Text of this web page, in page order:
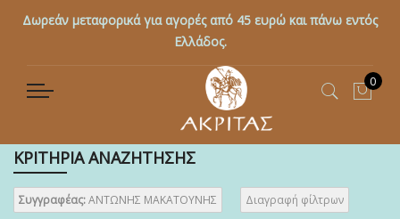
Δωρεάν μεταφορικά για αγορές από 45 ευρώ και πάνω εντός
Ελλάδος.
0
ΚΡΙΤΗΡΙΑ ΑΝΑΖΗΤΗΣΗΣ
Συγγραφέας:ΑΝΤΩΝΗΣ ΜΑΚΑΤΟΥΝΗΣ Διαγραφή φίλτρων